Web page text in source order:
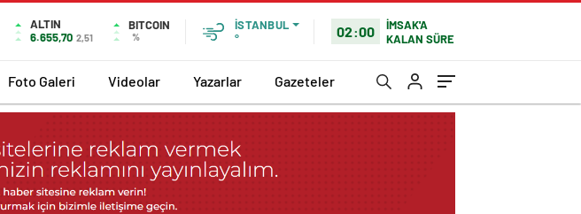
ALTIN
6.655,70 2,51
BITCOIN
%
İSTANBUL
°
02:00
İMSAK'A
KALAN SÜRE
Foto Galeri Videolar Yazarlar Gazeteler